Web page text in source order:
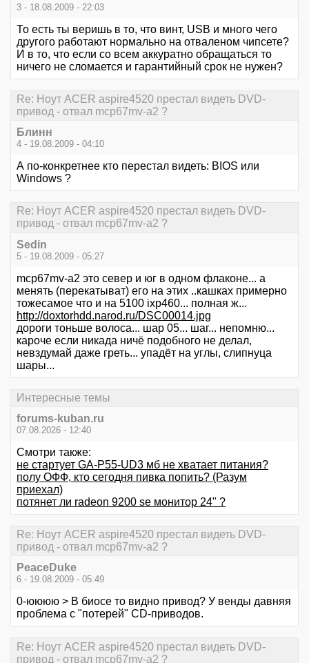
3 - 18.08.2009 - 22:03
То есть ты веришь в то, что винт, USB и много чего
другого работают нормально на отваленом чипсете?
И в то, что если со всем аккуратно обращаться то
ничего не сломается и гарантийный срок не нужен?
Re: Ноут ACER aspire4520 престал видеть DVD-
привод - отвал mcp67mv-a2 ?
Блинн
4 - 19.08.2009 - 04:10
А по-конкретнее кто перестал видеть: BIOS или
Windows ?
Re: Ноут ACER aspire4520 престал видеть DVD-
привод - отвал mcp67mv-a2 ?
Sedin
5 - 19.08.2009 - 05:27
mcp67mv-a2 это север и юг в одном флаконе... а
менять (перекатыват) его на этих ..кашках примерно
тожесамое что и на 5100 ixp460... полная ж...
http://doxtorhdd.narod.ru/DSC00014.jpg
дороги тоньше волоса... шар 05... шаг... непомню...
кароче если никада ничё подобного не делал,
невздумай даже греть... упадёт на углы, слипнуца
шары...
Интересные темы
forums-kuban.ru
07.08.2026 - 12:40
Смотри также:
не стартует GA-P55-UD3 мб не хватает питания?
полу ОФФ, кто сегодня пивка попить? (Разум
приехал)
потянет ли radeon 9200 se монитор 24" ?
Re: Ноут ACER aspire4520 престал видеть DVD-
привод - отвал mcp67mv-a2 ?
PeaceDuke
6 - 19.08.2009 - 05:49
0-юююю > В биосе то видно привод? У венды давняя
проблема с "потерей" CD-приводов.
Re: Ноут ACER aspire4520 престал видеть DVD-
привод - отвал mcp67mv-a2 ?